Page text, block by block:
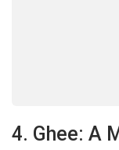
4. Ghee: A